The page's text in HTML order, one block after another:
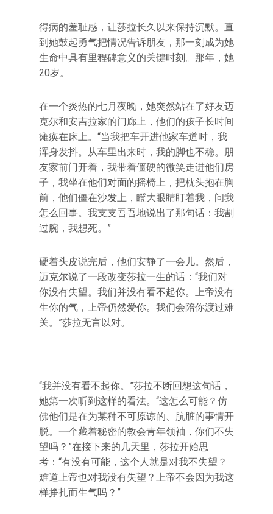
得病的羞耻感，让莎拉长久以来保持沉默。直
到她鼓起勇气把情况告诉朋友，那一刻成为她
生命中具有里程碑意义的关键时刻。那年，她
20岁。
在一个炎热的七月夜晚，她突然站在了好友迈
克尔和安吉拉家的门廊上，他们的孩子长时间
瘫痪在床上。“当我把车开进他家车道时，我
浑身发抖。从车里出来时，我的脚也不稳。朋
友家前门开着，我带着僵硬的微笑走进他们房
子，我坐在他们对面的摇椅上，把枕头抱在胸
前，他们僵在沙发上，瞪大眼睛盯着我，问我
怎么回事。我支支吾吾地说出了那句话：我割
过腕，我想死。”
硬着头皮说完后，他们安静了一会儿。然后，
迈克尔说了一段改变莎拉一生的话：“我们对
你没有失望。我们并没有看不起你。上帝没有
生你的气，上帝仍然爱你。我们会陪你渡过难
关。”莎拉无言以对。
“我并没有看不起你。”莎拉不断回想这句话，
她第一次听到这样的看法。“这怎么可能？仿
佛他们是在为某种不可原谅的、肮脏的事情开
脱。一个藏着秘密的教会青年领袖，你们不失
望吗？”在接下来的几天里，莎拉开始思
考：“有没有可能，这个人就是对我不失望？
难道上帝也对我没有失望？上帝不会因为我这
样挣扎而生气吗？”